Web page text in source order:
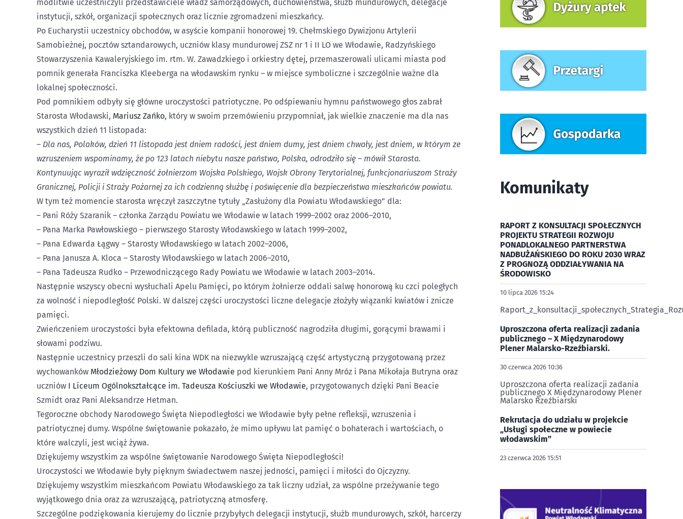
modlitwie uczestniczyli przedstawiciele władz samorządowych, duchowieństwa, służb mundurowych, delegacje
instytucji, szkół, organizacji społecznych oraz licznie zgromadzeni mieszkańcy.
Po Eucharystii uczestnicy obchodów, w asyście kompanii honorowej 19. Chełmskiego Dywizjonu Artylerii
Samobieżnej, pocztów sztandarowych, uczniów klasy mundurowej ZSZ nr 1 i II LO we Włodawie, Radzyńskiego
Stowarzyszenia Kawaleryjskiego im. rtm. W. Zawadzkiego i orkiestry dętej, przemaszerowali ulicami miasta pod
pomnik generała Franciszka Kleeberga na włodawskim rynku – w miejsce symboliczne i szczególnie ważne dla
lokalnej społeczności.
Pod pomnikiem odbyły się główne uroczystości patriotyczne. Po odśpiewaniu hymnu państwowego głos zabrał
Starosta Włodawski, Mariusz Zańko, który w swoim przemówieniu przypomniał, jak wielkie znaczenie ma dla nas
wszystkich dzień 11 listopada:
–Dla nas, Polaków, dzień 11 listopada jest dniem radości, jest dniem dumy, jest dniem chwały, jest dniem, w którym ze
wzruszeniem wspominamy, że po 123 latach niebytu nasze państwo, Polska, odrodziło się – mówił Starosta.
Kontynuując wyraził wdzięczność żołnierzom Wojska Polskiego, Wojsk Obrony Terytorialnej, funkcjonariuszom Straży
Granicznej, Policji i Straży Pożarnej za ich codzienną służbę i poświęcenie dla bezpieczeństwa mieszkańców powiatu.
W tym też momencie starosta wręczył zaszczytne tytuły „Zasłużony dla Powiatu Włodawskiego” dla:
– Pani Róży Szaranik – członka Zarządu Powiatu we Włodawie w latach 1999–2002 oraz 2006–2010,
– Pana Marka Pawłowskiego – pierwszego Starosty Włodawskiego w latach 1999–2002,
– Pana Edwarda Łągwy – Starosty Włodawskiego w latach 2002–2006,
– Pana Janusza A. Kloca – Starosty Włodawskiego w latach 2006–2010,
– Pana Tadeusza Rudko – Przewodniczącego Rady Powiatu we Włodawie w latach 2003–2014.
Następnie wszyscy obecni wysłuchali Apelu Pamięci, po którym żołnierze oddali salwę honorową ku czci poległych
za wolność i niepodległość Polski. W dalszej części uroczystości liczne delegacje złożyły wiązanki kwiatów i znicze
pamięci.
Zwieńczeniem uroczystości była efektowna defilada, którą publiczność nagrodziła długimi, gorącymi brawami i
słowami podziwu.
Następnie uczestnicy przeszli do sali kina WDK na niezwykle wzruszającą część artystyczną przygotowaną przez
wychowanków Młodzieżowy Dom Kultury we Włodawie pod kierunkiem Pani Anny Mróz i Pana Mikołaja Butryna oraz
uczniów I Liceum Ogólnokształcące im. Tadeusza Kościuszki we Włodawie, przygotowanych dzięki Pani Beacie
Szmidt oraz Pani Aleksandrze Hetman.
Tegoroczne obchody Narodowego Święta Niepodległości we Włodawie były pełne refleksji, wzruszenia i
patriotycznej dumy. Wspólne świętowanie pokazało, że mimo upływu lat pamięć o bohaterach i wartościach, o
które walczyli, jest wciąż żywa.
Dziękujemy wszystkim za wspólne świętowanie Narodowego Święta Niepodległości!
Uroczystości we Włodawie były pięknym świadectwem naszej jedności, pamięci i miłości do Ojczyzny.
Dziękujemy wszystkim mieszkańcom Powiatu Włodawskiego za tak liczny udział, za wspólne przeżywanie tego
wyjątkowego dnia oraz za wzruszającą, patriotyczną atmosferę.
Szczególne podziękowania kierujemy do licznie przybyłych delegacji instytucji, służb mundurowych, szkół, harcerzy
Komunikaty
RAPORT Z KONSULTACJI SPOŁECZNYCH
PROJEKTU STRATEGII ROZWOJU
PONADLOKALNEGO PARTNERSTWA
NADBUŻAŃSKIEGO DO ROKU 2030 WRAZ
Z PROGNOZĄ ODDZIAŁYWANIA NA
ŚRODOWISKO
10 lipca 2026 15:24
Uproszczona oferta realizacji zadania
publicznego – X Międzynarodowy
Plener Malarsko-Rzeźbiarski.
30 czerwca 2026 10:36
Uproszczona oferta realizacji zadania
publicznego X Międzynarodowy Plener
Malarsko Rzeźbiarski
Rekrutacja do udziału w projekcie
„Usługi społeczne w powiecie
włodawskim”
23 czerwca 2026 15:51